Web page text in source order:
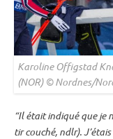
Karoline Offigstad
(NOR) © Nordnes/
“Il était indiqué que je
tircouché, ndlr).